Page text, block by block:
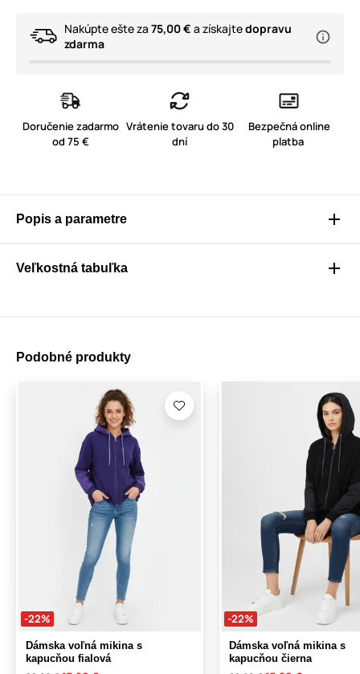
Nakúpte ešte za 75,00 € a získajtedopravu
zdarma
Doručenie zadarmo
od 75 €
Vrátenie tovaru do 30
dní
Bezpečná online
platba
Popis a parametre
Veľkostná tabuľka
Podobné produkty
-22%
Dámska voľná mikina s
kapucňou fialová
-22%
Dámska voľná mikina s
kapucňou čierna